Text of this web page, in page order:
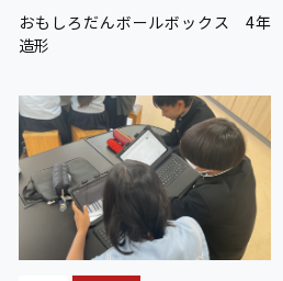
おもしろだんボールボックス 4年
造形